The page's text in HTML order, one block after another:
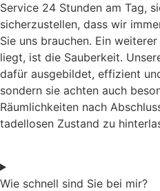
Service 24 Stunden am Tag,
sicherzustellen, dass wir
Sie uns brauchen. Ein
liegt, ist die Sauberkeit.
dafür ausgebildet, effizient
sondern sie achten auch
Räumlichkeiten nach
tadellosen Zustand zu
Wie schnell sind Sie bei mir?